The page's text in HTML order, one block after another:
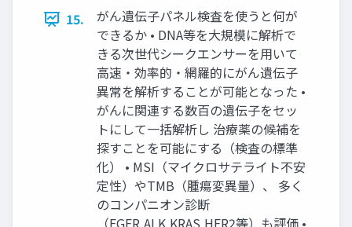
15.
がん遺伝⼦パネル検査を使うと何が
できるか • DNA等を⼤規模に解析で
きる次世代シークエンサーを⽤いて
⾼速・効率的・網羅的にがん遺伝⼦
異常を解析することが可能となった •
がんに関連する数百の遺伝⼦をセッ
トにして⼀括解析し 治療薬の候補を
探すことを可能にする（検査の標準
化） • MSI（マイクロサテライト不安
定性）やTMB（腫瘍変異量）、 多く
のコンパニオン診断
（EGFR,ALK,KRAS,HER2等）も評価 •